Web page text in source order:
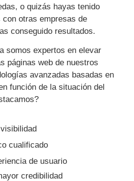
o quizás hayas tenido
otras empresas de
conseguido resultados.
somos expertos en elevar
páginas web de nuestros
avanzadas basadas en
función de la situación del
cualificado
de usuario
credibilidad